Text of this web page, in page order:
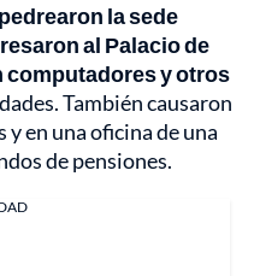
la sede
al Palacio de
y otros
También causaron
en una oficina de una
de pensiones.